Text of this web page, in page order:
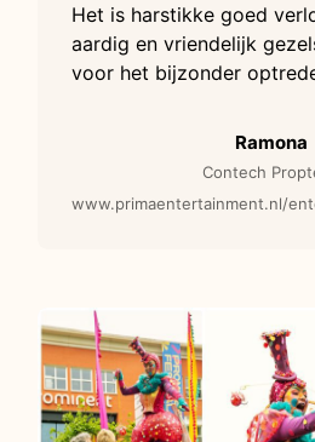
Het is harstikke goed
aardig en vriendelijk
voor het bijzonder
Ramona
Contech